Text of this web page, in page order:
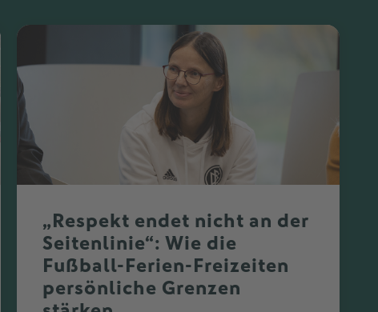
„Respekt endet nicht an der
Seitenlinie“: Wie die
Fußball-Ferien-Freizeiten
persönliche Grenzen